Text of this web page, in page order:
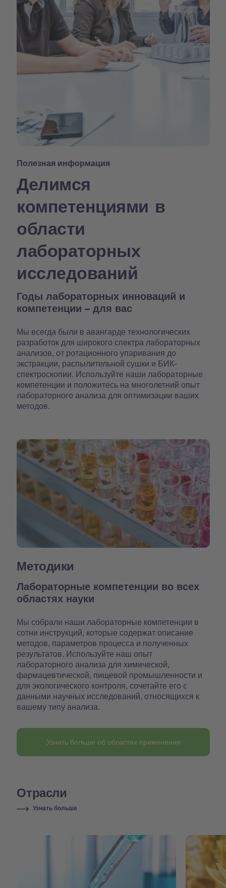
Полезная информация
Делимся
компетенциями в
области
лабораторных
исследований
Годы лабораторных инноваций и
компетенции – для вас
Мы всегда были в авангарде технологических
разработок для широкого спектра лабораторных
анализов, от ротационного упаривания до
экстракции, распылительной сушки и БИК-
спектроскопии. Используйте наши лабораторные
компетенции и положитесь на многолетний опыт
лабораторного анализа для оптимизации ваших
методов.
Методики
Лабораторные компетенции во всех
областях науки
Мы собрали наши лабораторные компетенции в
сотни инструкций, которые содержат описание
методов, параметров процесса и полученных
результатов. Используйте наш опыт
лабораторного анализа для химической,
фармацевтической, пищевой промышленности и
для экологического контроля, сочетайте его с
данными научных исследований, относящихся к
вашему типу анализа.
Узнать больше об областях применения
Отрасли
Узнать больше